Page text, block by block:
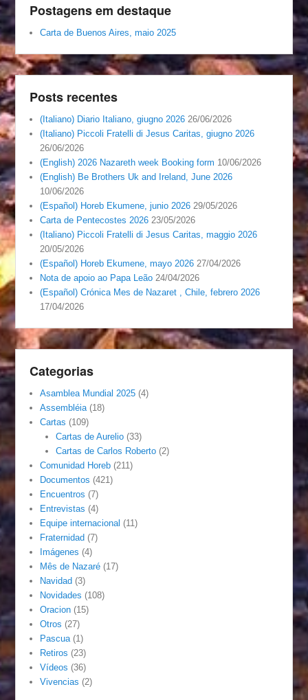
Postagens em destaque
Carta de Buenos Aires, maio 2025
Posts recentes
(Italiano) Diario Italiano, giugno 2026 26/06/2026
(Italiano) Piccoli Fratelli di Jesus Caritas, giugno 2026
26/06/2026
(English) 2026 Nazareth week Booking form 10/06/2026
(English) Be Brothers Uk and Ireland, June 2026
10/06/2026
(Español) Horeb Ekumene, junio 2026 29/05/2026
Carta de Pentecostes 2026 23/05/2026
(Italiano) Piccoli Fratelli di Jesus Caritas, maggio 2026
20/05/2026
(Español) Horeb Ekumene, mayo 2026 27/04/2026
Nota de apoio ao Papa Leão 24/04/2026
(Español) Crónica Mes de Nazaret , Chile, febrero 2026
17/04/2026
Categorias
Asamblea Mundial 2025 (4)
Assembléia (18)
Cartas (109)
Cartas de Aurelio(33)
Cartas de Carlos Roberto(2)
Comunidad Horeb (211)
Documentos (421)
Encuentros (7)
Entrevistas (4)
Equipe internacional (11)
Fraternidad (7)
Imágenes (4)
Mês de Nazaré (17)
Navidad (3)
Novidades (108)
Oracion (15)
Otros (27)
Pascua (1)
Retiros (23)
Vídeos (36)
Vivencias (2)